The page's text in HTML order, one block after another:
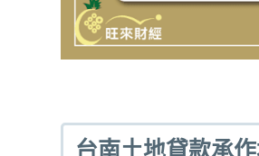
台南土地貸款承